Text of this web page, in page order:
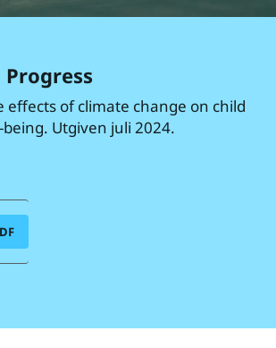
of climate change on child
Utgiven juli 2024.